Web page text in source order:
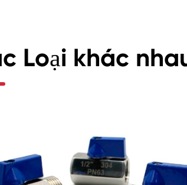
Loại khác